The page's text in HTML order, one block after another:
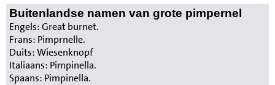
Buitenlandse namen van grote pimpernel
Engels: Great burnet.
Frans: Pimprnelle.
Duits: Wiesenknopf
Italiaans: Pimpinella.
Spaans: Pimpinella.